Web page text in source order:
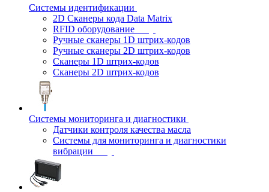
Системы идентификации
2D Сканеры кода Data Matrix
RFID оборудование
Ручные сканеры 1D штрих-кодов
Ручные сканеры 2D штрих-кодов
Сканеры 1D штрих-кодов
Сканеры 2D штрих-кодов
Системы мониторинга и диагностики
Датчики контроля качества масла
Системы для мониторинга и диагностики
вибрации